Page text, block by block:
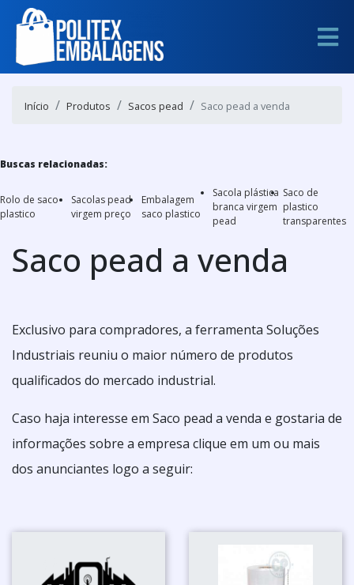
Início Produtos Sacos pead Saco pead a venda
Buscas relacionadas:
Rolo de saco
plastico
Sacolas pead
virgem preço
Embalagem
saco plastico
Sacola plástica
branca virgem
pead
Saco de
plastico
transparentes
Saco pead a venda
Exclusivo para compradores, a ferramenta Soluções
Industriais reuniu o maior número de produtos
qualificados do mercado industrial.
Caso haja interesse em Saco pead a venda e gostaria de
informações sobre a empresa clique em um ou mais
dos anunciantes logo a seguir: